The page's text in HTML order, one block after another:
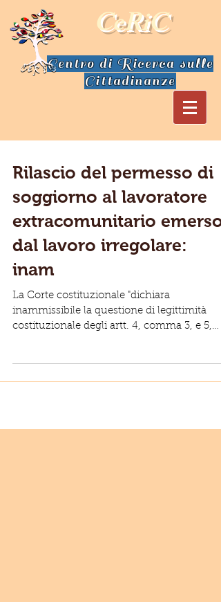
CeRiC
Centro di Ricerca sulle
Cittadinanze
Rilascio del permesso di
soggiorno al lavoratore
extracomunitario emerso
dal lavoro irregolare:
inam
La Corte costituzionale "dichiara
inammissibile la questione di legittimità
costituzionale degli artt. 4, comma 3, e 5,